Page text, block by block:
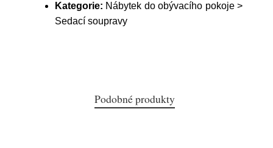
Kategorie: Nábytek do obývacího pokoje >
Sedací soupravy
Podobné produkty